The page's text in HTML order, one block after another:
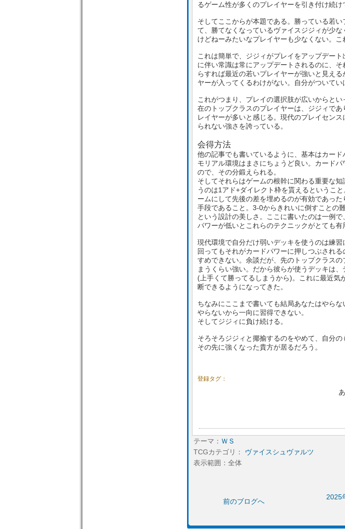
るゲーム性が多くのプレイヤーを引き付け続け
そしてここからが本題である。勝っている若
て、勝てなくなっているヴァイスジジィが少
けどねーみたいなプレイヤーも少なくない。こ
これは簡単で、ジジィがプレイをアップデー
に伴い常識は常にアップデートされるのに、
らすれば最近の若いプレイヤーが強いと見え
ヤーが入ってくるわけがない。自分がついてい
これがつまり、プレイの選択肢が広いからと
在のトップクラスのプレイヤーは、ジジィで
レイヤーが多いと感じる。現代のプレイセン
られない強さを誇っている。
会得方法
他の記事でも書いているように、基本はカー
モリアル環境はまさにちょうど良い。カード
ので、その分鍛えられる。
そしてそれらはゲームの根幹に関わる重要な
うのは1アド+ダイレクト枠を貰えるというこ
ームにして先後の差を埋めるのが有効であっ
手段であること。3-0からきれいに倒すことの
という設計の美しさ。ここに書いたのは一例
パワーが低いとこれらのテクニックがとても有
現代環境で自分だけ弱いデッキを使うのは練
回ってもそれがカードパワーに押しつぶされ
すめできない。余談だが、先のトップクラス
まうくらい強い。だから彼らが使うデッキは
(上手くて勝ってるしまうから)。これに最近気
断できるようになってきた。
ちなみにここまで書いても結局あなたはやらな
やらないから一向に習得できない。
そしてジジィに負け続ける。
そろそろジジィと揶揄するのをやめて、自分の
その先に強くなった貴方が居るだろう。
登録タグ：
テーマ： ＷＳ
TCGカテゴリ： ヴァイスシュヴァルツ
表示範囲：全体
前のブログへ
2025